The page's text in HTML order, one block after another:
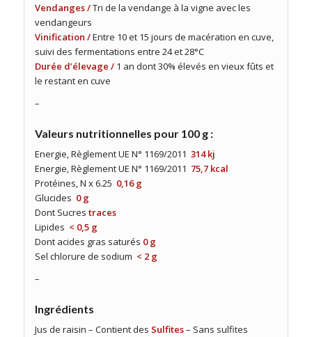
Vendanges /Tri de la vendange à la vigne avec les
vendangeurs
Vinification /Entre 10 et 15 jours de macération en cuve,
suivi des fermentations entre 24 et 28°C
Durée d’élevage / 1 an dont 30% élevés en vieux fûts et
le restant en cuve
–
Valeurs nutritionnelles pour 100 g :
Energie, Règlement UE N° 1169/2011 314 kj
Energie, Règlement UE N° 1169/2011 75,7 kcal
Protéines, N x 6.25 0,16 g
Glucides 0 g
Dont Sucres traces
Lipides < 0,5 g
Dont acides gras saturés 0 g
Sel chlorure de sodium < 2 g
–
Ingrédients
Jus de raisin – Contient des Sulfites– Sans sulfites